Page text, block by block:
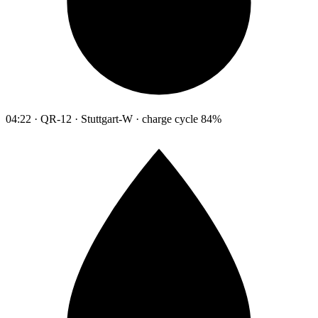
04:22 · QR-12 · Stuttgart-W · charge cycle 84%